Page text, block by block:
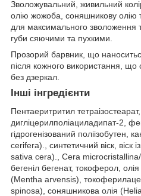
Зволожувальний, живильний
олію жожоба, соняшникову олію
для максимального зволоження
губи сяючими та пухкими.
Прозорий барвник, що
після кожного використання,
без дзеркал.
Інші інгредієнти
Пентаеритритил
дигліцерилполіациладипат-2,
гідрогенізований поліізобутен,
cerifera)., синтетичний віск, віск
sativa cera)., Cera microcristallina/
бегеніл бегенат, токоферол,
(Mentha arvensis),
spinosa), соняшникова олія